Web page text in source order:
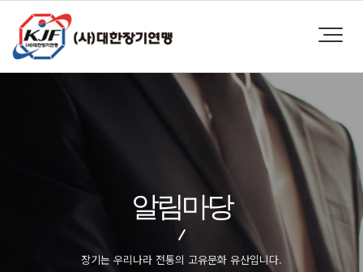
알림마당
장기는 우리나라 전통의 고유문화 유산입니다.